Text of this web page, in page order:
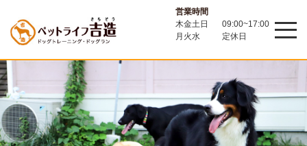
営業時間
木金土日
09:00~17:00
月火水
定休日